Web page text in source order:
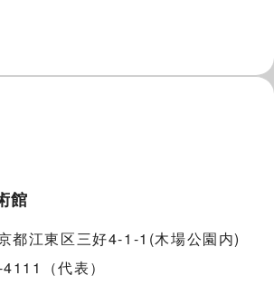
館
都江東区三好4-1-1(木場公園内)
（代表）